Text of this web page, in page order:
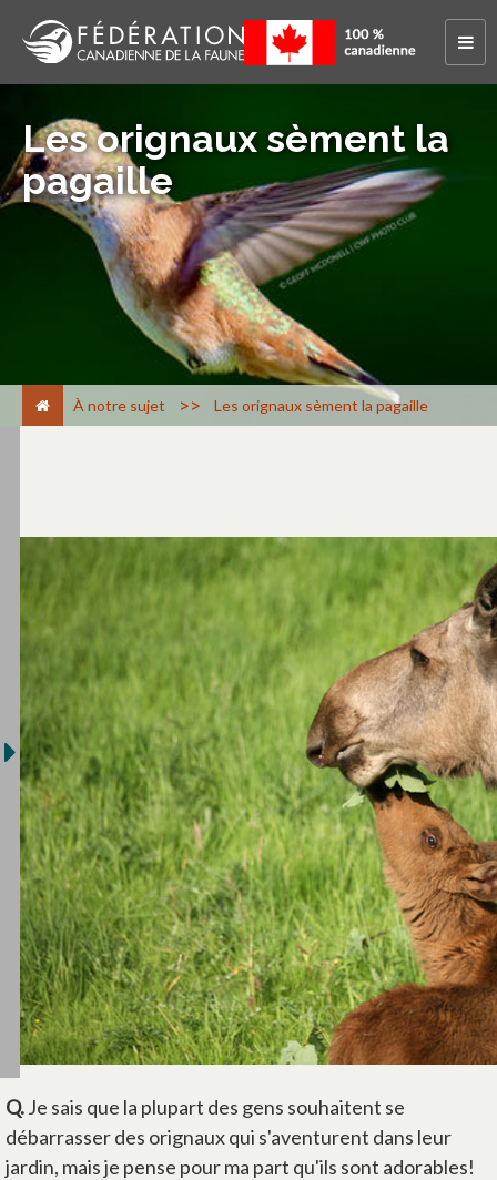
Les orignaux sèment la
pagaille
À notre sujet > Les orignaux sèment la pagaille
Q.Je sais que la plupart des gens souhaitent se
débarrasser des orignaux qui s'aventurent dans leur
jardin, mais je pense pour ma part qu'ils sont adorables!